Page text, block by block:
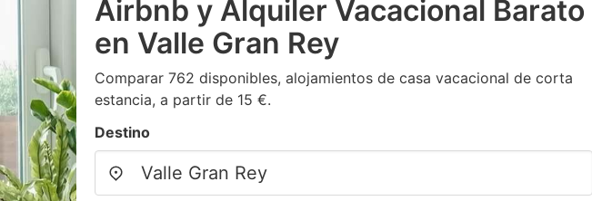
Airbnb y Alquiler Vacacional Barato
en Valle Gran Rey
Comparar 762 disponibles, alojamientos de casa vacacional de corta
estancia, a partir de 15 €.
Destino